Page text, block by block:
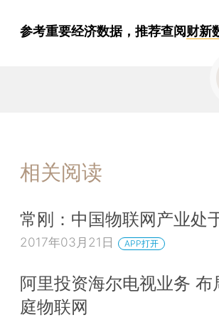
参考重要经济数据，推荐查阅财新
相关阅读
常刚：中国物联网产业处
2017年03月21日 APP打开
阿里投资海尔电视业务 布
庭物联网